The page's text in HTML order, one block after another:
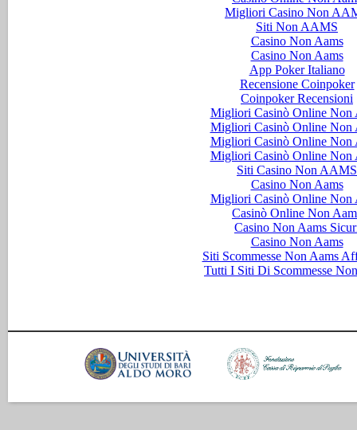
Migliori Casino Non
Siti Non AAMS
Casino Non Aams
Casino Non Aams
App Poker Italiano
Recensione Coinpoker
Coinpoker Recensioni
Migliori Casinò Online Non
Migliori Casinò Online Non
Migliori Casinò Online Non
Migliori Casinò Online Non
Siti Casino Non AAMS
Casino Non Aams
Migliori Casinò Online Non
Casinò Online Non
Casino Non Aams
Casino Non Aams
Siti Scommesse Non Aams
Tutti I Siti Di Scommesse